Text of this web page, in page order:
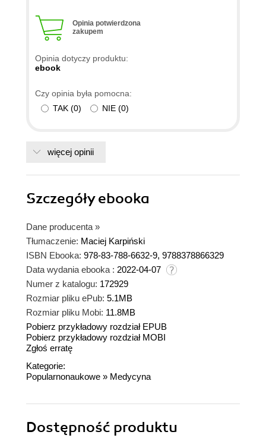
Opinia potwierdzona
zakupem
Opinia dotyczy produktu:
ebook
Czy opinia była pomocna:
TAK (0) NIE (0)
więcej opinii
Szczegółyebooka
Dane producenta »
Tłumaczenie: Maciej Karpiński
ISBN Ebooka: 978-83-788-6632-9, 9788378866329
Data wydania ebooka : 2022-04-07
Numer z katalogu: 172929
Rozmiar pliku ePub: 5.1MB
Rozmiar pliku Mobi: 11.8MB
Pobierz przykładowy rozdział EPUB
Pobierz przykładowy rozdział MOBI
Zgłoś erratę
Kategorie:
Popularnonaukowe » Medycyna
Dostępność produktu